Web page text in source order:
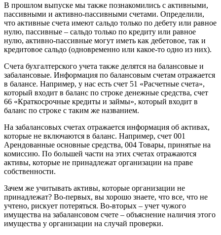
В прошлом выпуске мы также познакомились с активными,
пассивными и активно-пассивными счетами. Определили,
что активные счета имеют сальдо только по дебету или равное
нулю, пассивные – сальдо только по кредиту или равное
нулю, активно-пассивные могут иметь как дебетовое, так и
кредитовое сальдо (одновременно или какое-то одно из них).
Счета бухгалтерского учета также делятся на балансовые и
забалансовые. Информация по балансовым счетам отражается
в балансе. Например, у нас есть счет 51 «Расчетные счета»,
который входит в баланс по строке денежные средства, счет
66 «Краткосрочные кредиты и займы», который входит в
баланс по строке с таким же названием.
На забалансовых счетах отражается информация об активах,
которые не включаются в баланс. Например, счет 001
Арендованные основные средства, 004 Товары, принятые на
комиссию. По большей части на этих счетах отражаются
активы, которые не принадлежат организации на праве
собственности.
Зачем же учитывать активы, которые организации не
принадлежат? Во-первых, вы хорошо знаете, что все, что не
учтено, рискует потеряться. Во-вторых – учет чужого
имущества на забалансовом счете – объяснение наличия этого
имущества у организации на случай проверки.